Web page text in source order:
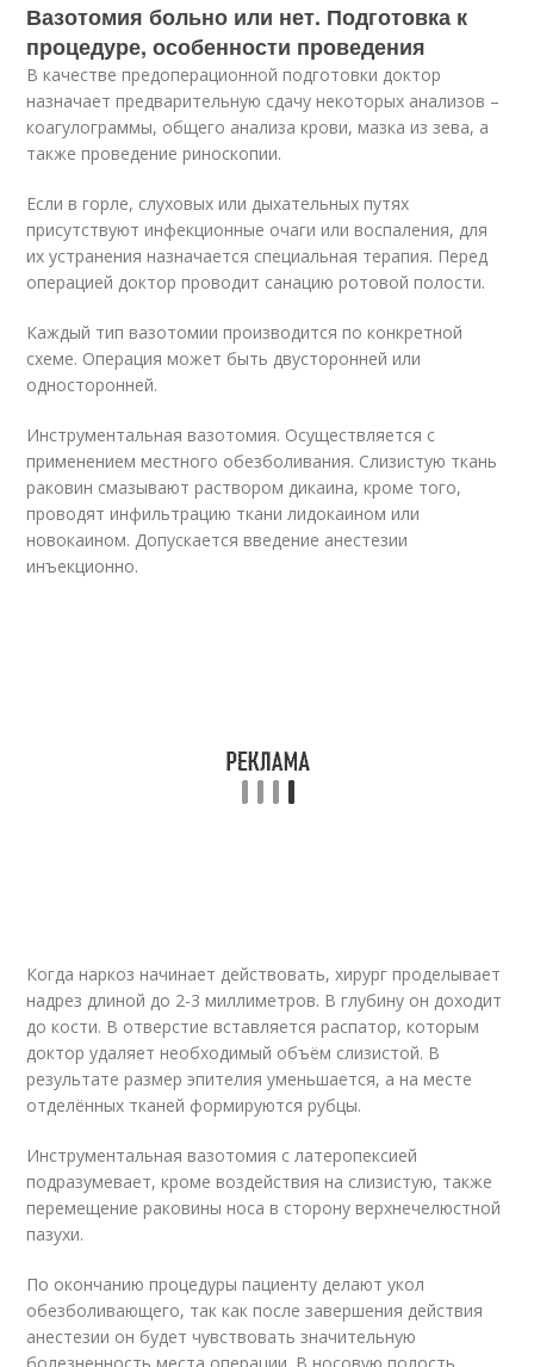
Вазотомия больно или нет. Подготовка к
процедуре, особенности проведения
В качестве предоперационной подготовки доктор
назначает предварительную сдачу некоторых анализов –
коагулограммы, общего анализа крови, мазка из зева, а
также проведение риноскопии.
Если в горле, слуховых или дыхательных путях
присутствуют инфекционные очаги или воспаления, для
их устранения назначается специальная терапия. Перед
операцией доктор проводит санацию ротовой полости.
Каждый тип вазотомии производится по конкретной
схеме. Операция может быть двусторонней или
односторонней.
Инструментальная вазотомия. Осуществляется с
применением местного обезболивания. Слизистую ткань
раковин смазывают раствором дикаина, кроме того,
проводят инфильтрацию ткани лидокаином или
новокаином. Допускается введение анестезии
инъекционно.
Когда наркоз начинает действовать, хирург проделывает
надрез длиной до 2-3 миллиметров. В глубину он доходит
до кости. В отверстие вставляется распатор, которым
доктор удаляет необходимый объём слизистой. В
результате размер эпителия уменьшается, а на месте
отделённых тканей формируются рубцы.
Инструментальная вазотомия с латеропексией
подразумевает, кроме воздействия на слизистую, также
перемещение раковины носа в сторону верхнечелюстной
пазухи.
По окончанию процедуры пациенту делают укол
обезболивающего, так как после завершения действия
анестезии он будет чувствовать значительную